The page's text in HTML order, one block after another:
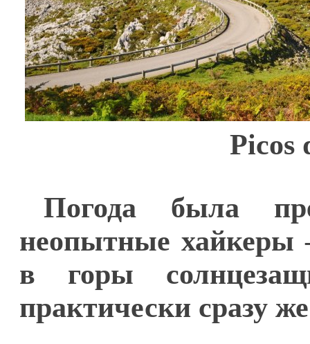
Picos
Погода была
неопытные
в горы
практически сразу